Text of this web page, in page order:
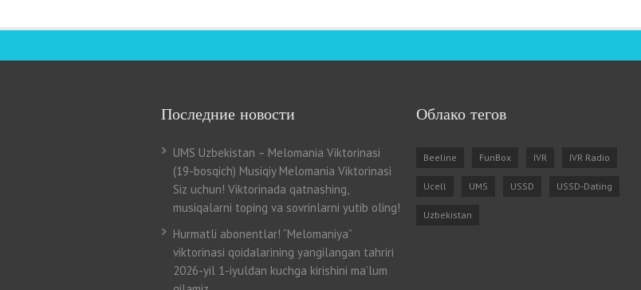
Последние новости
UMS Uzbekistan – Melomania Viktorinasi
(19-bosqich) Musiqiy Melomania Viktorinasi
Siz uchun! Viktorinada qatnashing,
musiqalarni toping va sovrinlarni yutib oling!
Hurmatli abonentlar! “Melomaniya”
viktorinasi qoidalarining yangilangan tahriri
2026-yil 1-iyuldan kuchga kirishini ma’lum
Облако тегов
Beeline FunBox IVR IVR Radio
Ucell UMS USSD USSD-Dating
Uzbekistan